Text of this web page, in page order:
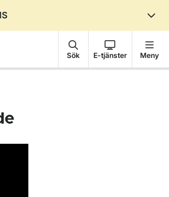
Sök E-tjänster Meny